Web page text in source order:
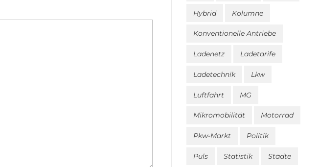
Hybrid Kolumne
Konventionelle Antriebe
Ladenetz Ladetarife
Ladetechnik Lkw
Luftfahrt MG
Mikromobilität Motorrad
Pkw-Markt Politik
Puls Statistik Städte